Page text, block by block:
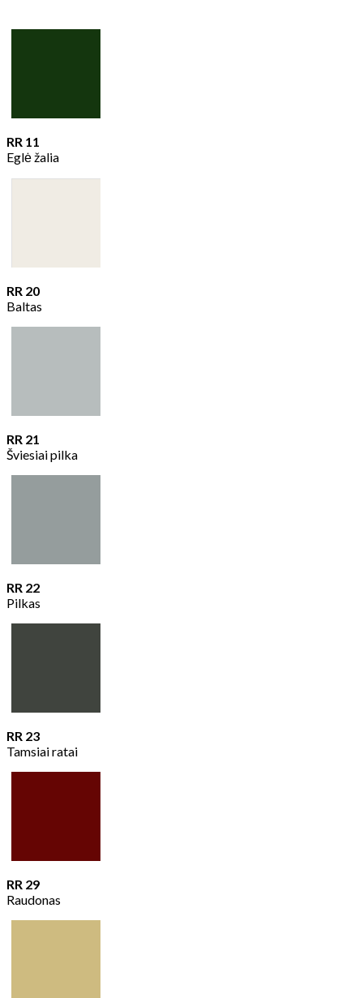
RR 11
Eglė žalia
RR 20
Baltas
RR 21
Šviesiai pilka
RR 22
Pilkas
RR 23
Tamsiai ratai
RR 29
Raudonas